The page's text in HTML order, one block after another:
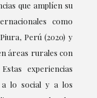
que amplíen su
como
Perú (2020) y
áreas rurales con
experiencias
lo social y a los